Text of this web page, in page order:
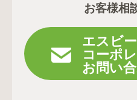
お客様相
エスビ
コーポ
お問い